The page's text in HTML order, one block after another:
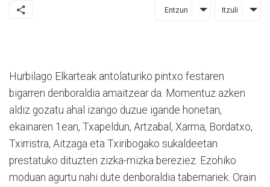
Entzun Itzuli
Hurbilago Elkarteak antolaturiko pintxo festaren
bigarren denboraldia amaitzear da. Momentuz azken
aldiz gozatu ahal izango duzue igande honetan,
ekainaren 1ean, Txapeldun, Artzabal, Xarma, Bordatxo,
Txirristra, Aitzaga eta Txiribogako sukaldeetan
prestatuko dituzten zizka-mizka bereziez. Ezohiko
moduan agurtu nahi dute denboraldia tabernariek. Orain